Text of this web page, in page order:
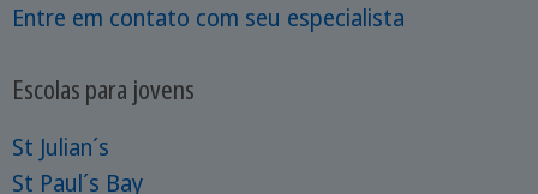
Entre em contato com seu especialista
Escolas para jovens
St Julian´s
St Paul´s Bay